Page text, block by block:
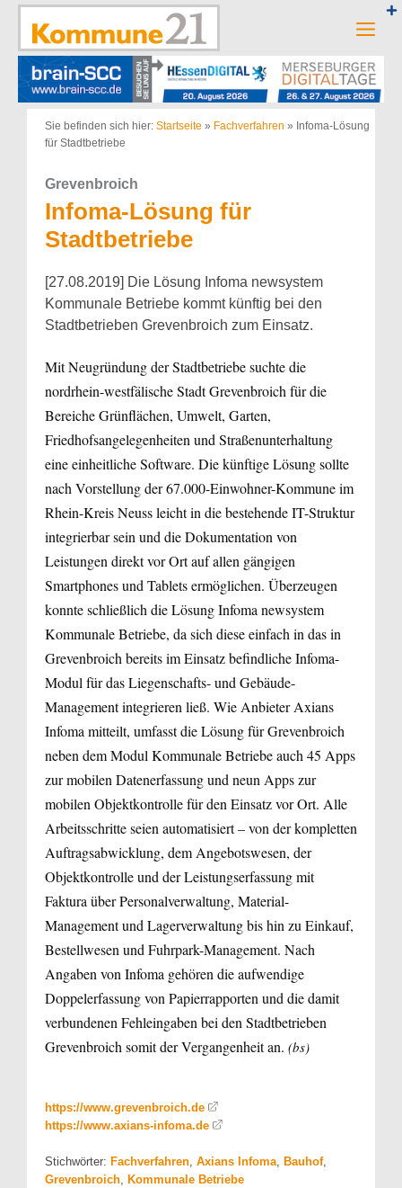
Zum
springen
Sie befinden sich hier: Startseite » Fachverfahren » Infoma-Lösung
für Stadtbetriebe
Grevenbroich
Infoma-Lösung für
Stadtbetriebe
[27.08.2019] Die Lösung Infoma newsystem
Kommunale Betriebe kommt künftig bei den
Stadtbetrieben Grevenbroich zum Einsatz.
Mit Neugründung der Stadtbetriebe suchte die
nordrhein-westfälische Stadt Grevenbroich für die
Bereiche Grünflächen, Umwelt, Garten,
Friedhofsangelegenheiten und Straßenunterhaltung
eine einheitliche Software. Die künftige Lösung sollte
nach Vorstellung der 67.000-Einwohner-Kommune im
Rhein-Kreis Neuss leicht in die bestehende IT-Struktur
integrierbar sein und die Dokumentation von
Leistungen direkt vor Ort auf allen gängigen
Smartphones und Tablets ermöglichen. Überzeugen
konnte schließlich die Lösung Infoma newsystem
Kommunale Betriebe, da sich diese einfach in das in
Grevenbroich bereits im Einsatz befindliche Infoma-
Modul für das Liegenschafts- und Gebäude-
Management integrieren ließ. Wie Anbieter Axians
Infoma mitteilt, umfasst die Lösung für Grevenbroich
neben dem Modul Kommunale Betriebe auch 45 Apps
zur mobilen Datenerfassung und neun Apps zur
mobilen Objektkontrolle für den Einsatz vor Ort. Alle
Arbeitsschritte seien automatisiert – von der kompletten
Auftragsabwicklung, dem Angebotswesen, der
Objektkontrolle und der Leistungserfassung mit
Faktura über Personalverwaltung, Material-
Management und Lagerverwaltung bis hin zu Einkauf,
Bestellwesen und Fuhrpark-Management. Nach
Angaben von Infoma gehören die aufwendige
Doppelerfassung von Papierrapporten und die damit
verbundenen Fehleingaben bei den Stadtbetrieben
Grevenbroich somit der Vergangenheit an. (bs)
https://www.grevenbroich.de
https://www.axians-infoma.de
Stichwörter: Fachverfahren, Axians Infoma, Bauhof,
Grevenbroich, Kommunale Betriebe